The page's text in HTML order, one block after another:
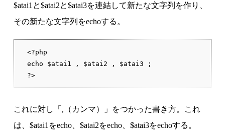
$atai1と$atai2と$atai3を連結して新たな文字列を作り、
その新たな文字列をechoする。
<?php
echo $atai1 , $atai2 , $atai3 ;
?>
これに対し「,（カンマ）」をつかった書き方。これ
は、$atai1をecho、$atai2をecho、$atai3をechoする。